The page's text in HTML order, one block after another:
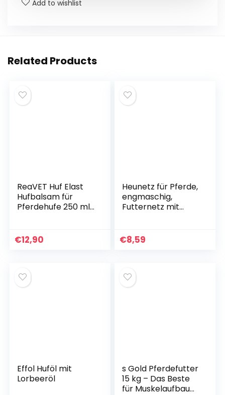
Add to wishlist
Related Products
ReaVET Huf Elast
Hufbalsam für
Pferdehufe 250 ml
Huföl,
Pferdehufsalbe mit
feuchtigkeitsspend
ende Hufpflege für
€12,90
Heunetz für Pferde,
engmaschig,
Futternetz mit
Fressgeschwindigk
eit, reduziert
Verdauung,
artgerechte
€8,59
Effol Huföl mit
Lorbeeröl
s Gold Pferdefutter
15 kg – Das Beste
für Muskelaufbau